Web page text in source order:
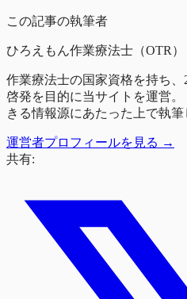
この記事の執筆者
ひろえもん作業療法士（OTR）
作業療法士の国家資格を持ち、
啓発を目的に当サイトを運営
きる情報源にあたった上で執筆
運営者プロフィールを見る →
共有: